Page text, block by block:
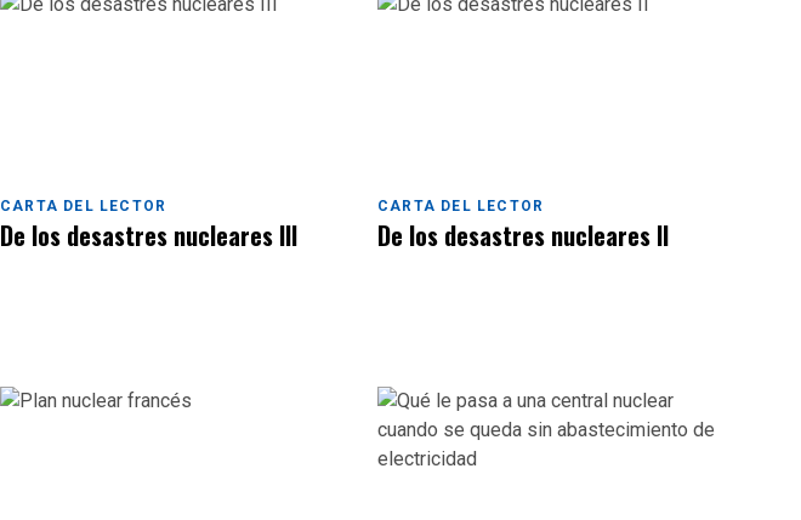
CARTA DEL LECTOR
De los desastres nucleares III
CARTA DEL LECTOR
De los desastres nucleares II